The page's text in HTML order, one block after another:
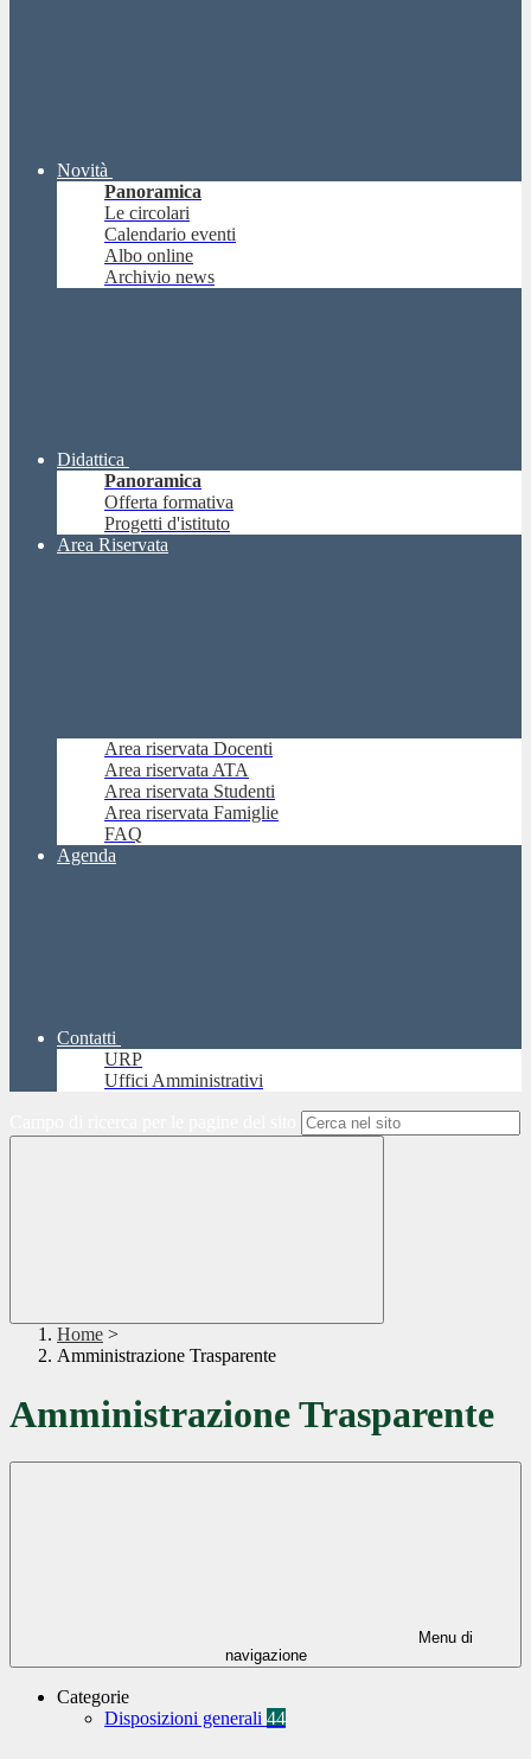
Novità
Panoramica
Le circolari
Calendario eventi
Albo online
Archivio news
Didattica
Panoramica
Offerta formativa
Progetti d'istituto
Area Riservata
Area riservata Docenti
Area riservata ATA
Area riservata Studenti
Area riservata Famiglie
FAQ
Agenda
Contatti
URP
Uffici Amministrativi
Home >
Amministrazione Trasparente
Amministrazione Trasparente
Menu di
navigazione
Categorie
Disposizioni generali 44